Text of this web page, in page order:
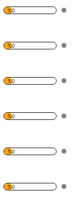
%0
%0
%0
%0
%0
%0